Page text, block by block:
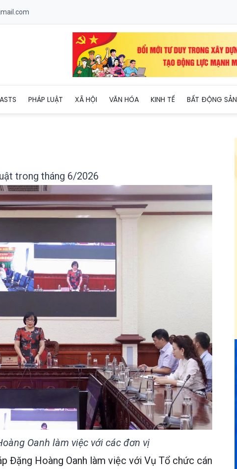
PHÁP LUẬT XÃ HỘI VĂN HÓA KINH TẾ BẤT ĐỘNG SẢN
trong tháng 6/2026
Oanh làm việc với các đơn vị
Đặng Hoàng Oanh làm việc với Vụ Tổ chức cán